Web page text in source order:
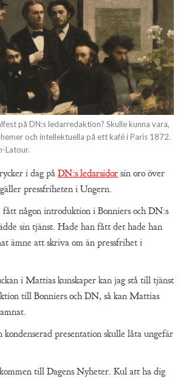
på DN:s ledarredaktion? Skulle kunna vara,
och intellektuella på ett kafé i Paris 1872.
Latour.
i dag på DN:s ledarsidor sin oro över
pressfriheten i Ungern.
någon introduktion i Bonniers och DN:s
sin tjänst. Hade han fått det hade han
ämne att skriva om än pressfrihet i
i Mattias kunskaper kan jag stå till tjänst
till Bonniers och DN, så kan Mattias
kondenserad presentation skulle låta ungefär
till Dagens Nyheter. Kul att ha dig